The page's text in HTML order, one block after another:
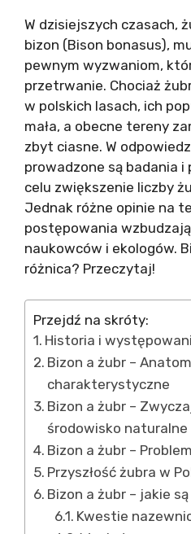
W dzisiejszych czasach,
bizon (Bison bonasus),
pewnym wyzwaniom,
przetrwanie. Chociaż
w polskich lasach, ich
mała, a obecne tereny
zbyt ciasne. W
prowadzone są badania
celu zwiększenie liczby
Jednak różne opinie na
postępowania
naukowców i ekologów.
różnica? Przeczytaj!
Przejdź na skróty:
Historia i
Bizon a żubr –
charakterystyczne
Bizon a żubr –
środowisko naturalne
Bizon a żubr –
Przyszłość żubra w
Bizon a żubr – jakie
Kwestie